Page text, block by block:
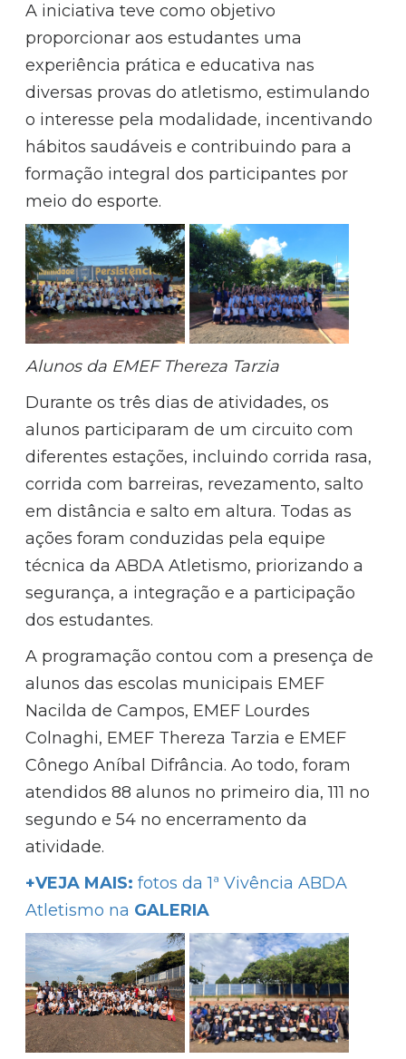
A iniciativa teve como objetivo
proporcionar aos estudantes uma
experiência prática e educativa nas
diversas provas do atletismo, estimulando
o interesse pela modalidade, incentivando
hábitos saudáveis e contribuindo para a
formação integral dos participantes por
meio do esporte.
Alunos da EMEF Thereza Tarzia
Durante os três dias de atividades, os
alunos participaram de um circuito com
diferentes estações, incluindo corrida rasa,
corrida com barreiras, revezamento, salto
em distância e salto em altura. Todas as
ações foram conduzidas pela equipe
técnica da ABDA Atletismo, priorizando a
segurança, a integração e a participação
dos estudantes.
A programação contou com a presença de
alunos das escolas municipais EMEF
Nacilda de Campos, EMEF Lourdes
Colnaghi, EMEF Thereza Tarzia e EMEF
Cônego Aníbal Difrância. Ao todo, foram
atendidos 88 alunos no primeiro dia, 111 no
segundo e 54 no encerramento da
atividade.
+VEJA MAIS: fotos da 1ª Vivência ABDA
Atletismo na GALERIA